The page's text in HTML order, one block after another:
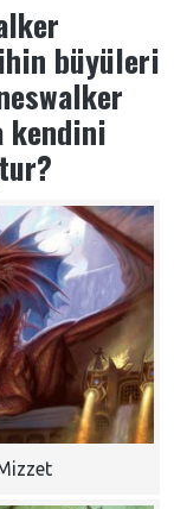
büyüleri
kendini